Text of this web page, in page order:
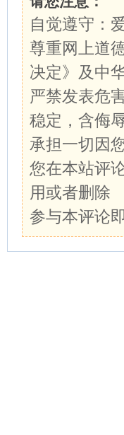
自觉遵守：
尊重网上道
决定》及中
严禁发表危
稳定，含侮
承担一切因
您在本站评
用或者删除
参与本评论